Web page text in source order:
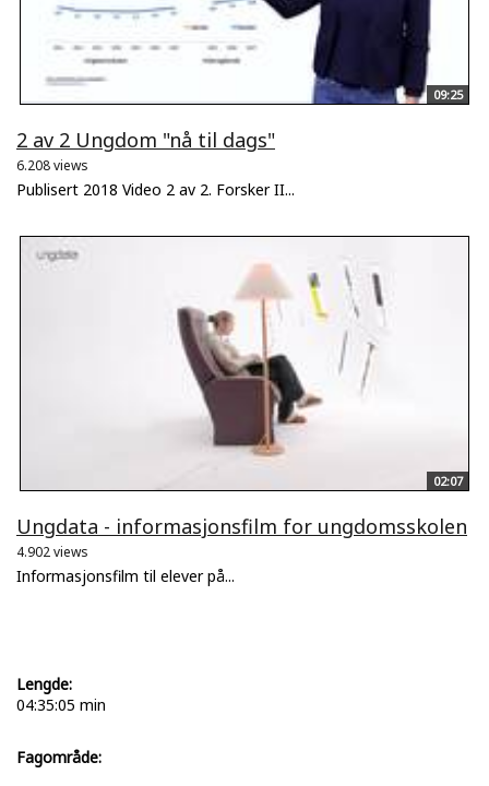
09:25
2 av 2 Ungdom "nå til dags"
6.208 views
Publisert 2018 Video 2 av 2. Forsker II...
02:07
Ungdata - informasjonsfilm for ungdomsskolen
4.902 views
Informasjonsfilm til elever på...
Lengde:
04:35:05 min
Fagområde: